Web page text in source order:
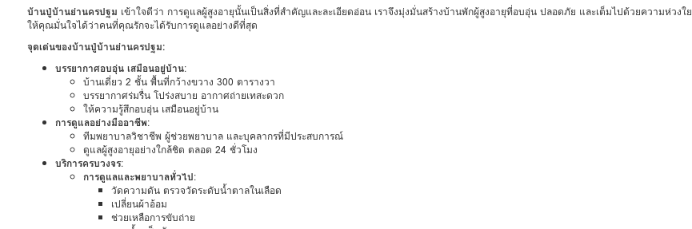
บ้านปู่บ้านย่านครปฐม เข้าใจดีว่า การดูแลผู้สูงอายุนั้นเป็นสิ่งที่สำคัญและละเอียดอ่อน เราจึงมุ่งมั่นสร้างบ้านพักผู้สูงอายุที่อบอุ่น ปลอดภัย และเต็มไปด้วยความห่วงใย
ให้คุณมั่นใจได้ว่าคนที่คุณรักจะได้รับการดูแลอย่างดีที่สุด
จุดเด่นของบ้านปู่บ้านย่านครปฐม:
บรรยากาศอบอุ่น เสมือนอยู่บ้าน:
บ้านเดี่ยว 2 ชั้น พื้นที่กว้างขวาง 300 ตารางวา
บรรยากาศร่มรื่น โปร่งสบาย อากาศถ่ายเทสะดวก
ให้ความรู้สึกอบอุ่น เสมือนอยู่บ้าน
การดูแลอย่างมืออาชีพ:
ทีมพยาบาลวิชาชีพ ผู้ช่วยพยาบาล และบุคลากรที่มีประสบการณ์
ดูแลผู้สูงอายุอย่างใกล้ชิด ตลอด 24 ชั่วโมง
บริการครบวงจร:
การดูแลและพยาบาลทั่วไป:
วัดความดัน ตรวจวัดระดับน้ำตาลในเลือด
เปลี่ยนผ้าอ้อม
ช่วยเหลือการขับถ่าย